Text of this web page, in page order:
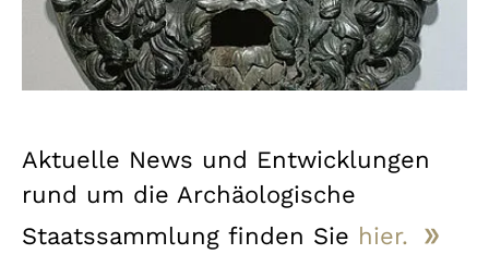
Aktuelle News und Entwicklungen
rund um die Archäologische
Staatssammlung finden Sie hier.